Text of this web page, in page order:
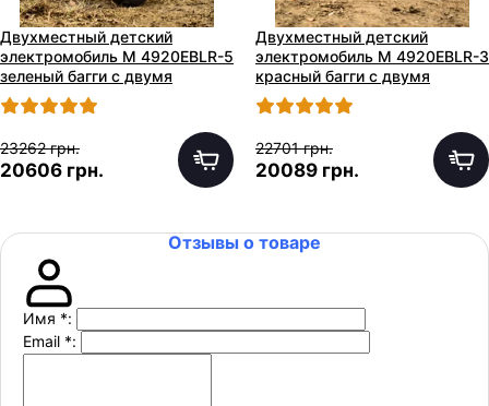
Двухместный детский
электромобиль M 4920EBLR-5
зеленый багги с двумя
моторами по 240W
23262 грн.
20606 грн.
Двухместный детский
электромобиль M 4920EBLR-3
красный багги с двумя
моторами по 240W
22701 грн.
20089 грн.
Отзывы о товаре
Имя *:
Email *: